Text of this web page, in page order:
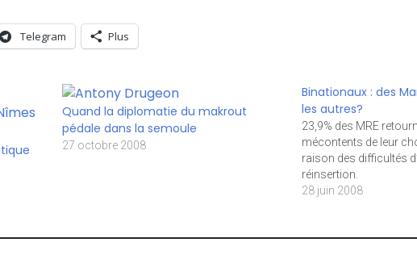
Telegram Plus
Quand la diplomatie du makrout
pédale dans la semoule
27 octobre 2008
Binationaux : des
les autres?
23,9% des MRE
mécontents de leur
raison des difficultés
réinsertion.
28 juin 2008